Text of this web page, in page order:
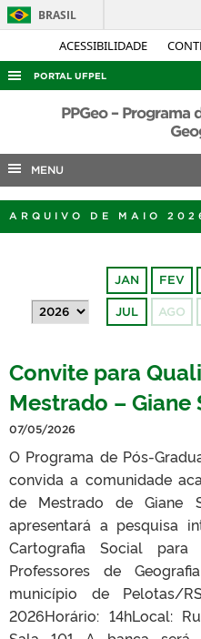
ACESSIBILIDADE
BRASIL
PORTAL UFPEL
ACESSO À INFORMAÇÃO
COBALTO
CONCURSOS
PORTARIAS
PPGeo – Programa
MENU
ARQUIVO DE MAIO
JAN FEV
JUL AGO
Convite para
Mestrado – Giane
07/05/2026
O Programa de Pós-
convida a comunidade
de Mestrado de Giane
apresentará a pesquisa
Cartografia Social para
Professores de
município de Pelotas/
2026Horário: 14hLocal: